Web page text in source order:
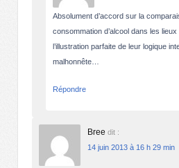
Absolument d’accord sur la
consommation d’alcool dans les
l’illustration parfaite de leur logique
malhonnête…
Répondre
Bree dit :
14 juin 2013 à 16 h 29 min